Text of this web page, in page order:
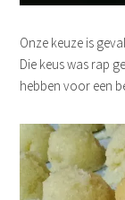
Onze keuze is
Die keus was rap
hebben voor een